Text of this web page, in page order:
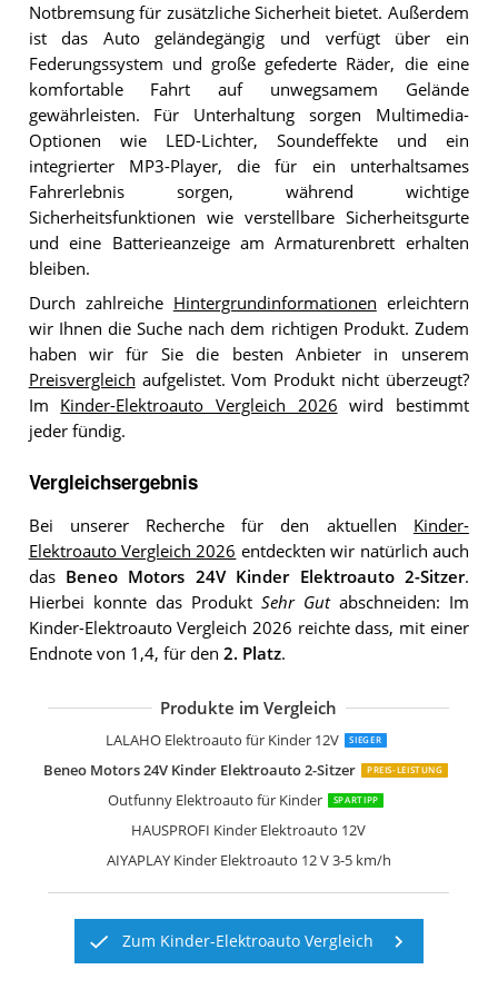
Notbremsung für zusätzliche Sicherheit bietet. Außerdem
ist das Auto geländegängig und verfügt über ein
Federungssystem und große gefederte Räder, die eine
komfortable Fahrt auf unwegsamem Gelände
gewährleisten. Für Unterhaltung sorgen Multimedia-
Optionen wie LED-Lichter, Soundeffekte und ein
integrierter MP3-Player, die für ein unterhaltsames
Fahrerlebnis sorgen, während wichtige
Sicherheitsfunktionen wie verstellbare Sicherheitsgurte
und eine Batterieanzeige am Armaturenbrett erhalten
bleiben.
Durch zahlreiche Hintergrundinformationen erleichtern
wir Ihnen die Suche nach dem richtigen Produkt. Zudem
haben wir für Sie die besten Anbieter in unserem
Preisvergleich aufgelistet. Vom Produkt nicht überzeugt?
Im Kinder-Elektroauto Vergleich 2026 wird bestimmt
jeder fündig.
Vergleichsergebnis
Bei unserer Recherche für den aktuellen Kinder-
Elektroauto Vergleich 2026 entdeckten wir natürlich auch
das Beneo Motors 24V Kinder Elektroauto 2-Sitzer.
Hierbei konnte das Produkt Sehr Gutabschneiden: Im
Kinder-Elektroauto Vergleich 2026 reichte dass, mit einer
Endnote von 1,4, für den 2. Platz.
Produkte im Vergleich
LALAHO Elektroauto für Kinder 12V SIEGER
Beneo Motors 24V Kinder Elektroauto 2-Sitzer PREIS-LEISTUNG
Outfunny Elektroauto für Kinder SPARTIPP
HAUSPROFI Kinder Elektroauto 12V
AIYAPLAY Kinder Elektroauto 12 V 3-5 km/h
Zum Kinder-Elektroauto Vergleich